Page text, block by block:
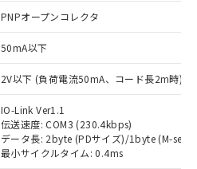
PNPオープンコレクタ
50mA以下
2V以下 (負荷電流50mA、コード長2m時)
IO-Link Ver1.1
伝送速度: COM3 (230.4kbps)
データ長: 2byte (PDサイズ)/1byte (M-
最小サイクルタイム: 0.4ms